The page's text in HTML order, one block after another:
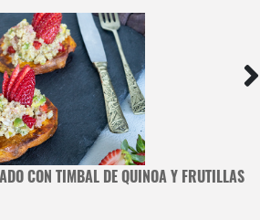
CON TIMBAL DE QUINOA Y FRUTILLAS